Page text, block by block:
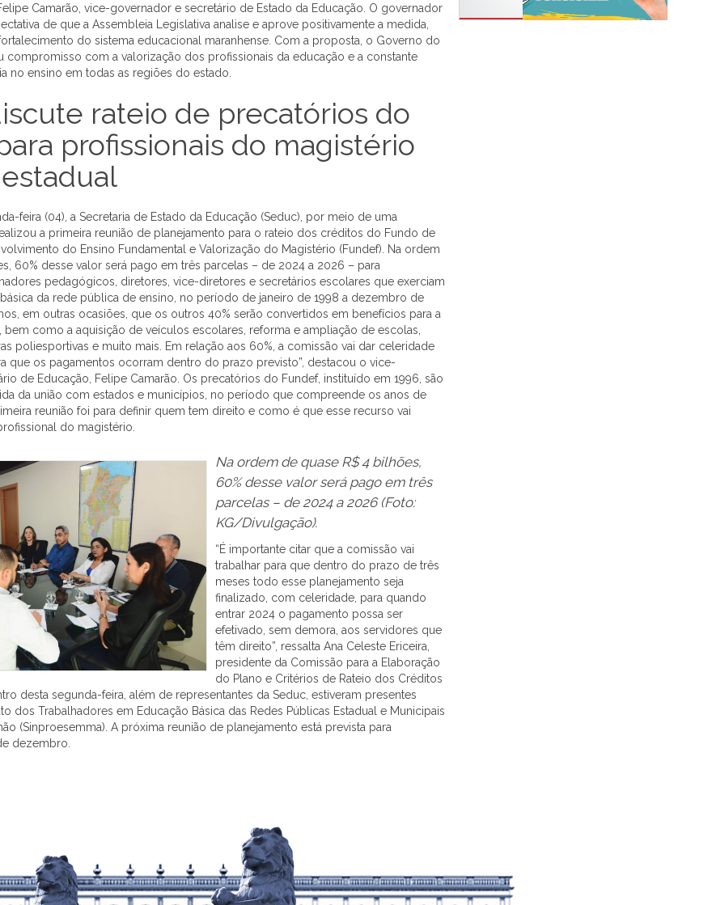
Camarão, vice-governador e secretário de Estado da Educação. O governador
de que a Assembleia Legislativa analise e aprove positivamente a medida,
do sistema educacional maranhense. Com a proposta, o Governo do
compromisso com a valorização dos profissionais da educação e a constante
no ensino em todas as regiões do estado.
rateio de precatórios do
profissionais do magistério
feira (04), a Secretaria de Estado da Educação (Seduc), por meio de uma
a primeira reunião de planejamento para o rateio dos créditos do Fundo de
do Ensino Fundamental e Valorização do Magistério (Fundef). Na ordem
60% desse valor será pago em três parcelas – de 2024 a 2026 – para
pedagógicos, diretores, vice-diretores e secretários escolares que exerciam
da rede pública de ensino, no período de janeiro de 1998 a dezembro de
em outras ocasiões, que os outros 40% serão convertidos em benefícios para a
bem como a aquisição de veículos escolares, reforma e ampliação de escolas,
poliesportivas e muito mais. Em relação aos 60%, a comissão vai dar celeridade
que os pagamentos ocorram dentro do prazo previsto”, destacou o vice-
de Educação, Felipe Camarão. Os precatórios do Fundef, instituído em 1996, são
da união com estados e municípios, no período que compreende os anos de
reunião foi para definir quem tem direito e como é que esse recurso vai
do magistério.
Na ordem de quase R$ 4 bilhões,
60% desse valor será pago em três
parcelas – de 2024 a 2026 (Foto:
KG/Divulgação).
“É importante citar que a comissão vai
trabalhar para que dentro do prazo de três
meses todo esse planejamento seja
finalizado, com celeridade, para quando
entrar 2024 o pagamento possa ser
efetivado, sem demora, aos servidores que
têm direito”, ressalta Ana Celeste Ericeira,
presidente da Comissão para a Elaboração
do Plano e Critérios de Rateio dos Créditos
desta segunda-feira, além de representantes da Seduc, estiveram presentes
dos Trabalhadores em Educação Básica das Redes Públicas Estadual e Municipais
(Sinproesemma). A próxima reunião de planejamento está prevista para
dezembro.